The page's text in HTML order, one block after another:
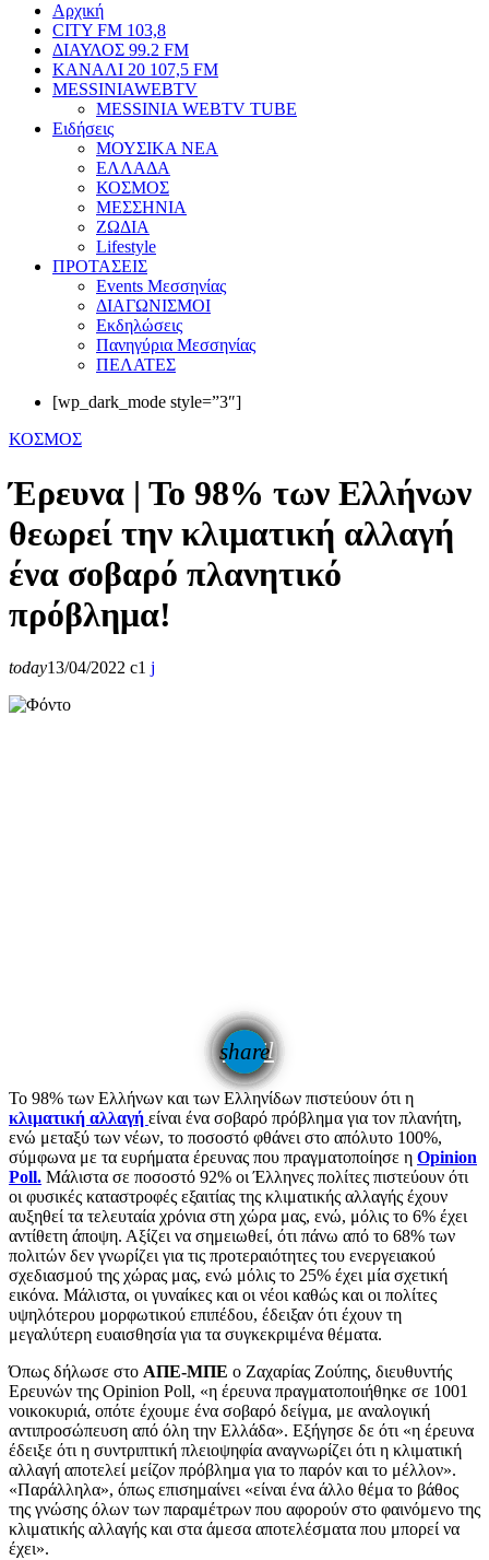
Αρχική
CITY FM 103,8
ΔΙΑΥΛΟΣ 99.2 FM
ΚΑΝΑΛΙ 20 107,5 FM
MESSINIAWEBTV
MESSINIA WEBTV TUBE
Eιδήσεις
ΜΟΥΣΙΚΑ ΝΕΑ
ΕΛΛΑΔΑ
ΚΟΣΜΟΣ
ΜΕΣΣΗΝΙΑ
ΖΩΔΙΑ
Lifestyle
ΠΡΟΤΑΣΕΙΣ
Events Μεσσηνίας
ΔΙΑΓΩΝΙΣΜΟΙ
Εκδηλώσεις
Πανηγύρια Μεσσηνίας
ΠΕΛΑΤΕΣ
[wp_dark_mode style=”3″]
ΚΟΣΜΟΣ
Έρευνα | Το 98% των Ελλήνων
θεωρεί την κλιματική αλλαγή
ένα σοβαρό πλανητικό
πρόβλημα!
today13/04/2022 1
share
email
Το 98% των Ελλήνων και των Ελληνίδων πιστεύουν ότι η
κλιματική αλλαγή είναι ένα σοβαρό πρόβλημα για τον πλανήτη,
ενώ μεταξύ των νέων, το ποσοστό φθάνει στο απόλυτο 100%,
σύμφωνα με τα ευρήματα έρευνας που πραγματοποίησε η Opinion
Poll. Μάλιστα σε ποσοστό 92% οι Έλληνες πολίτες πιστεύουν ότι
οι φυσικές καταστροφές εξαιτίας της κλιματικής αλλαγής έχουν
αυξηθεί τα τελευταία χρόνια στη χώρα μας, ενώ, μόλις το 6% έχει
αντίθετη άποψη. Αξίζει να σημειωθεί, ότι πάνω από το 68% των
πολιτών δεν γνωρίζει για τις προτεραιότητες του ενεργειακού
σχεδιασμού της χώρας μας, ενώ μόλις το 25% έχει μία σχετική
εικόνα. Μάλιστα, οι γυναίκες και οι νέοι καθώς και οι πολίτες
υψηλότερου μορφωτικού επιπέδου, έδειξαν ότι έχουν τη
μεγαλύτερη ευαισθησία για τα συγκεκριμένα θέματα.
Όπως δήλωσε στο ΑΠΕ-ΜΠΕ ο Ζαχαρίας Ζούπης, διευθυντής
Ερευνών της Opinion Poll, «η έρευνα πραγματοποιήθηκε σε 1001
νοικοκυριά, οπότε έχουμε ένα σοβαρό δείγμα, με αναλογική
αντιπροσώπευση από όλη την Ελλάδα». Εξήγησε δε ότι «η έρευνα
έδειξε ότι η συντριπτική πλειοψηφία αναγνωρίζει ότι η κλιματική
αλλαγή αποτελεί μείζον πρόβλημα για το παρόν και το μέλλον».
«Παράλληλα», όπως επισημαίνει «είναι ένα άλλο θέμα το βάθος
της γνώσης όλων των παραμέτρων που αφορούν στο φαινόμενο της
κλιματικής αλλαγής και στα άμεσα αποτελέσματα που μπορεί να
έχει».